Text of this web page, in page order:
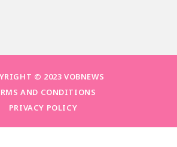
© 2023 VOBNEWS
AND CONDITIONS
PRIVACY POLICY